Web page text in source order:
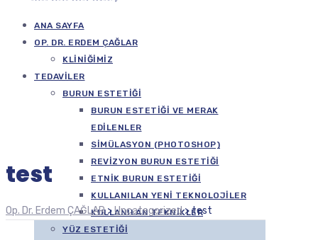
ANA SAYFA
OP. DR. ERDEM ÇAĞLAR
KLINIĞIMIZ
TEDAVILER
BURUN ESTETIĞI
BURUN ESTETIĞI VE MERAK
EDILENLER
SIMÜLASYON (PHOTOSHOP)
REVIZYON BURUN ESTETIĞI
ETNIK BURUN ESTETIĞI
KULLANILAN YENI TEKNOLOJILER
KULLANILAN TEKNIKLER
YÜZ ESTETIĞI
test
Op. Dr. Erdem ÇAĞLAR>Uncategorized>test